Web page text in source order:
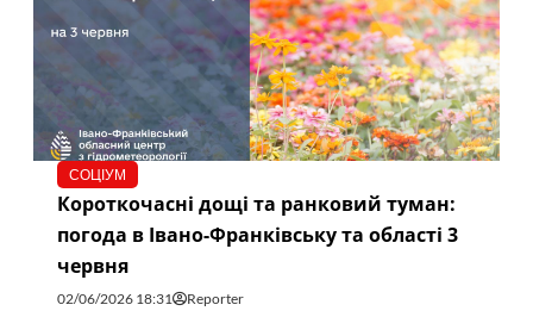
СОЦІУМ
Короткочасні дощі та ранковий туман:
погода в Івано-Франківську та області 3
червня
02/06/2026 18:31 Reporter